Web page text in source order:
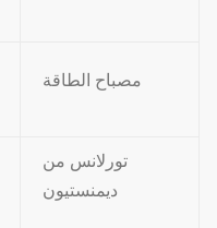
مصباح الطاقة
تورلانس من
ديمنستيون